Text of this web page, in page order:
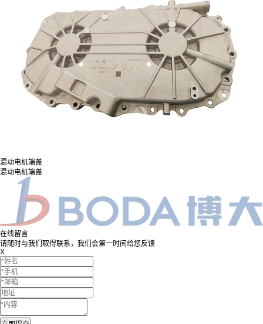
混动电机端盖
混动电机端盖
在线留言
请随时与我们取得联系，我们会第一时间给您反馈
X